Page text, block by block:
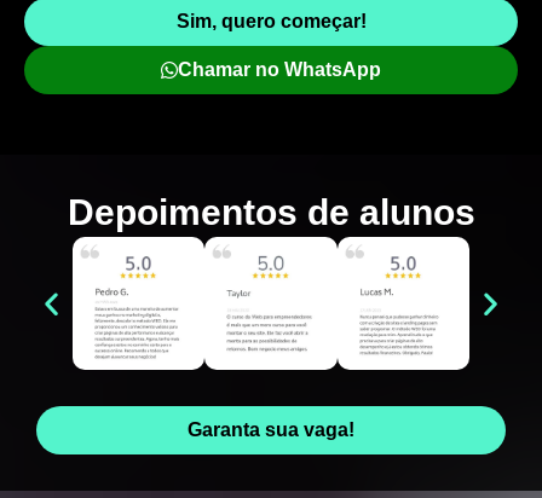
Sim, quero começar!
Chamar no WhatsApp
Depoimentos de alunos
Garanta sua vaga!